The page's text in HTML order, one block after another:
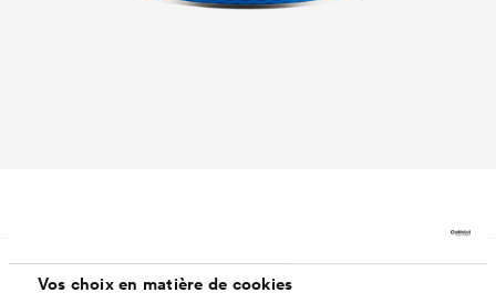
Vos choix en matière de cookies